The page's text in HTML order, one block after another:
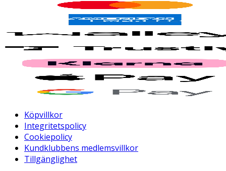
Köpvillkor
Integritetspolicy
Cookiepolicy
Kundklubbens medlemsvillkor
Tillgänglighet